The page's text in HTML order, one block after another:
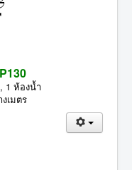
1 ห้องน้ำ
เมตร